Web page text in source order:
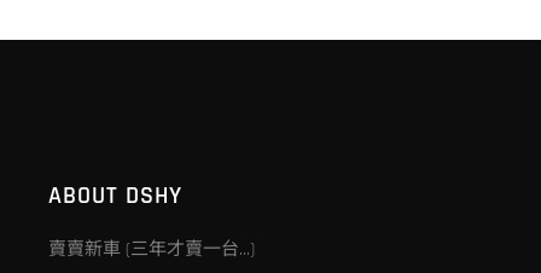
ABOUT DSHY
賣賣新車 (三年才賣一台…)